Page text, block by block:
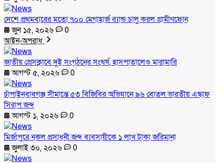
দেশে প্রথমবারের মতো ৭০০ মেগাহার্জ ব্যান্ড চালু করল গ্রামীণফোন
জুন ১৫, ২০২৬
0
আইন-অপরাধ
জাতীয় প্রেসক্লাবে দুই সংগঠনের সংঘর্ষ, হাসপাতালেও মারামারি
আগস্ট ৫, ২০২৬
0
চাঁপাইনবাবগঞ্জ সীমান্তে ৫৩ বিজিবির অভিযানে ৯৬ বোতল ভারতীয় এস্কাফ
সিরাপ জব্দ
আগস্ট ১, ২০২৬
0
মির্জাপুরে নকল প্রসাধনী জব্দ ব্যবসায়ীকে ১ লাখ টাকা জরিমানা
জুলাই ৩০, ২০২৬
0